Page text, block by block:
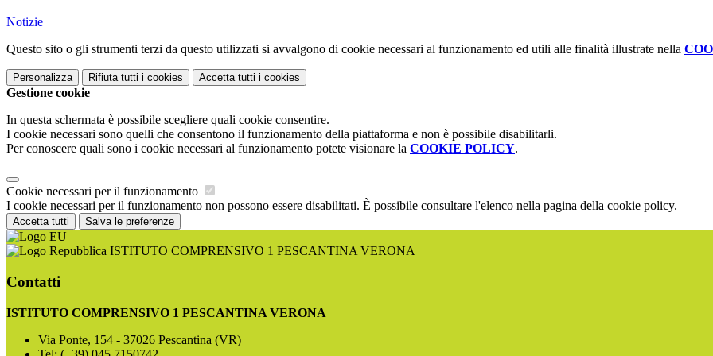
Notizie
Questo sito o gli strumenti terzi da questo utilizzati si avvalgono di cookie necessari al funzionamento ed utili alle finalità illustrate nella
Personalizza Rifiuta tutti i cookies Accetta tutti i cookies
Gestione cookie
In questa schermata è possibile scegliere quali cookie consentire.
I cookie necessari sono quelli che consentono il funzionamento della piattaforma e non è possibile disabilitarli.
Per conoscere quali sono i cookie necessari al funzionamento potete visionare la COOKIE POLICY.
Cookie necessari per il funzionamento
I cookie necessari per il funzionamento non possono essere disabilitati. È possibile consultare l'elenco nella pagina della cookie policy.
Accetta tutti Salva le preferenze
ISTITUTO COMPRENSIVO 1 PESCANTINA VERONA
Contatti
ISTITUTO COMPRENSIVO 1 PESCANTINA VERONA
Via Ponte, 154 - 37026 Pescantina (VR)